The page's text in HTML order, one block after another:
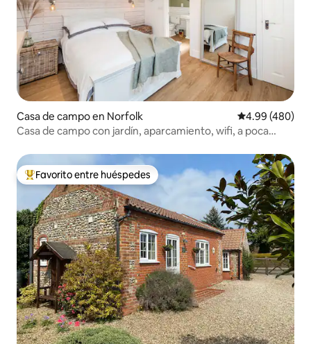
Casa de campo en Norfolk Calificación
4.99 (480)
Casa de campo con jardín, aparcamiento, wifi, a poca
Favorito entre huéspedes preferido
Favorito entre huéspedes